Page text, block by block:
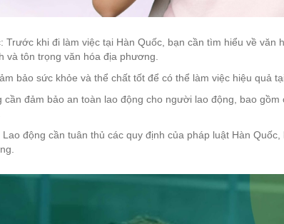
khi đi làm việc tại Hàn Quốc, bạn cần tìm hiểu về văn
và tôn trọng văn hóa địa phương.
bảo sức khỏe và thể chất tốt để có thể làm việc hiệu quả
đảm bảo an toàn lao động cho người lao động, bao gồm
động cần tuân thủ các quy định của pháp luật Hàn